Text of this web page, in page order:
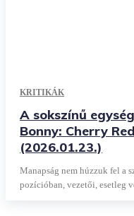
KRITIKÁK
A sokszínű
Bonny: Cherry
(2026.01.23.)
Manapság nem húzzuk fel a
pozícióban, vezetői, esetleg